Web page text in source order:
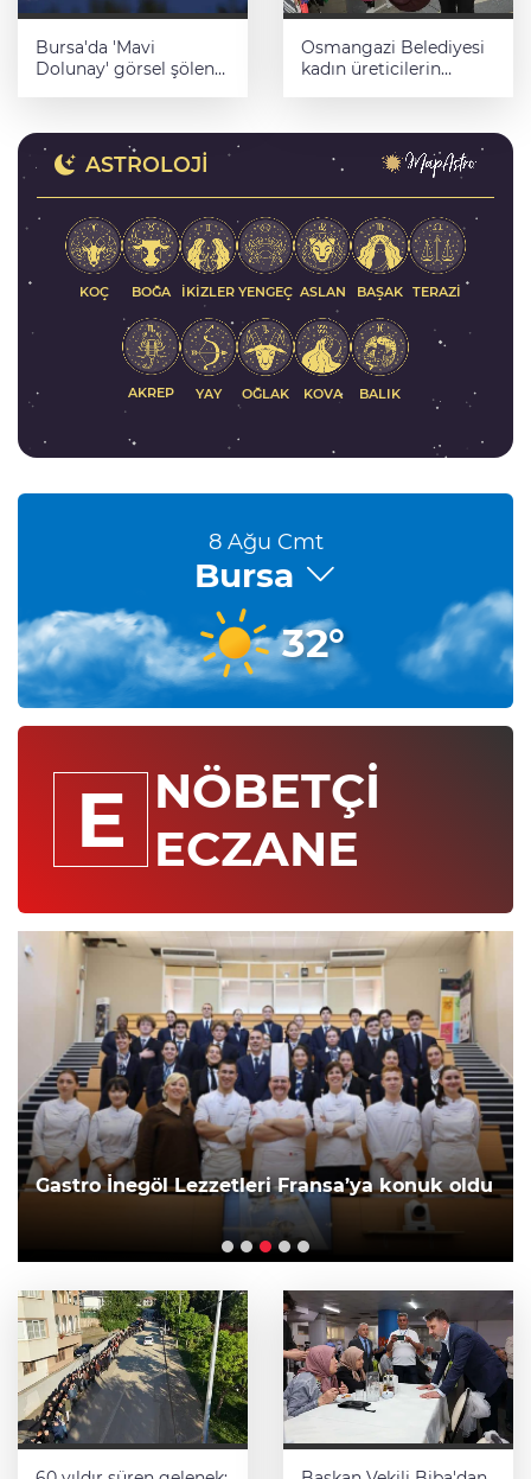
Bursa'da 'Mavi
Dolunay' görsel şölen
Osmangazi Belediyesi
kadın üreticilerin
ASTROLOJI
KOÇ BOĞA İKIZLER YENGEÇ ASLAN BAŞAK TERAZI
AKREP YAY OĞLAK KOVA BALIK
8 Ağu Cmt
Bursa
32°
E NÖBETÇİ
ECZANE
Direksiyon hakimiyetini kaybetti, tarlaya
uçtu: 4 yaralı